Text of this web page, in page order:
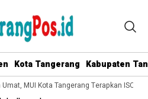
Kota Tangerang Kabupaten
MUI Kota Tangerang Terapkan ISO